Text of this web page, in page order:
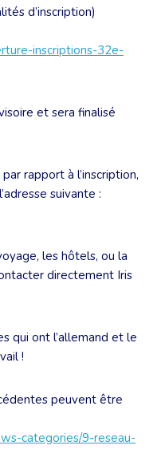
d’inscription)
inscriptions-32e-
et sera finalisé
rapport à l’inscription,
suivante :
les hôtels, ou la
directement Iris
qui ont l’allemand et le
!
peuvent être
categories/9-reseau-